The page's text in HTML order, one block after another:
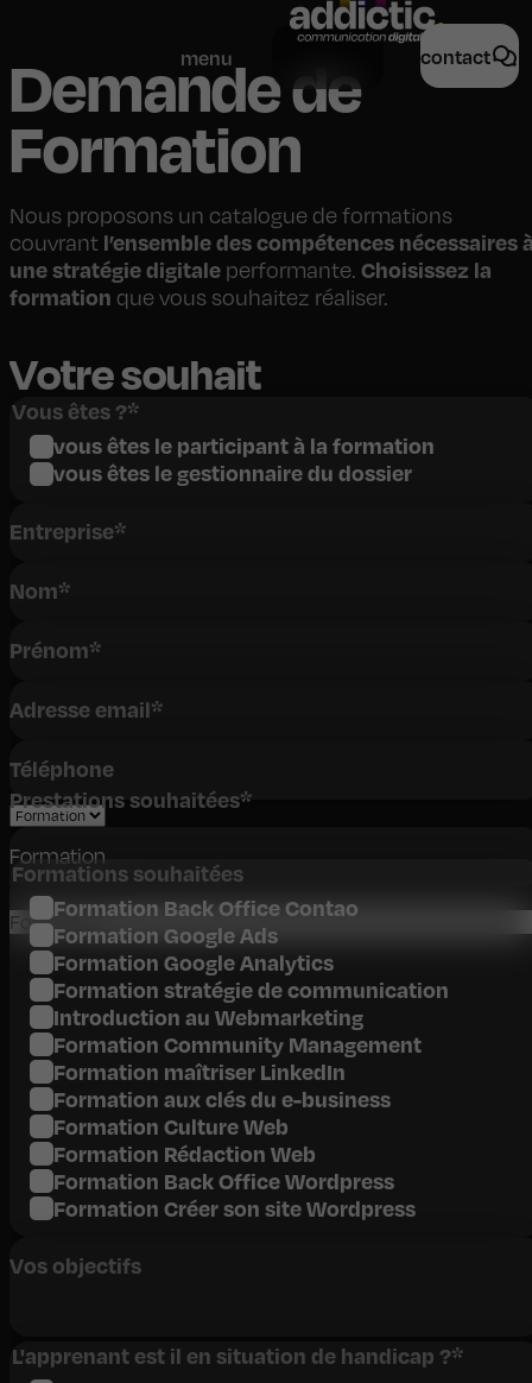
formations
nous rejoindre
menu contact
Demande de
Formation
Nous proposons un catalogue de formations
couvrant l’ensemble des compétences nécessaires
une stratégie digitale performante. Choisissez la
formation que vous souhaitez réaliser.
Votre souhait
Vous êtes ?*
vous êtes le participant à la formation
vous êtes le gestionnaire du dossier
Entreprise*
Nom*
Prénom*
Adresse email*
Téléphone
Prestations souhaitées*
Formation
Formation
Formations souhaitées
Formation Back Office Contao
Formation Google Ads
Formation Google Analytics
Formation stratégie de communication
Introduction au Webmarketing
Formation Community Management
Formation maîtriser LinkedIn
Formation aux clés du e-business
Formation Culture Web
Formation Rédaction Web
Formation Back Office Wordpress
Formation Créer son site Wordpress
Vos objectifs
L'apprenant est il en situation de handicap ?*